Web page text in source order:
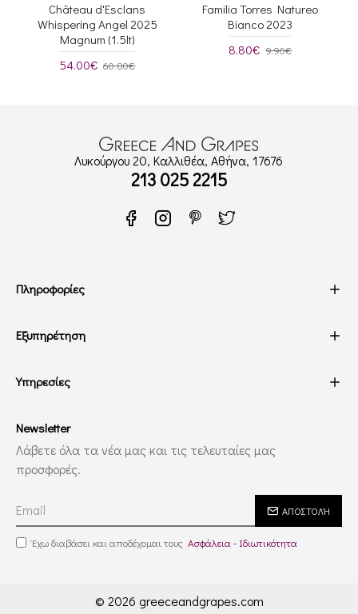
Château d'Esclans
Whispering Angel 2025
Magnum (1.5lt)
54.00€ 60.80€
Familia Torres Natureo
Bianco 2023
8.80€ 9.90€
Λυκούργου 20, Καλλιθέα, Αθήνα, 17676
213 025 2215
Πληροφορίες
Εξυπηρέτηση
Υπηρεσίες
Newsletter
Λάβετε όλα τα νέα μας και τις τελευταίες μας
προσφορές.
ΑΠΟΣΤΟΛΉ
Έχω διαβάσει και αποδέχομαι τους Ασφάλεια - Ιδιωτικότητα
© 2026 greeceandgrapes.com